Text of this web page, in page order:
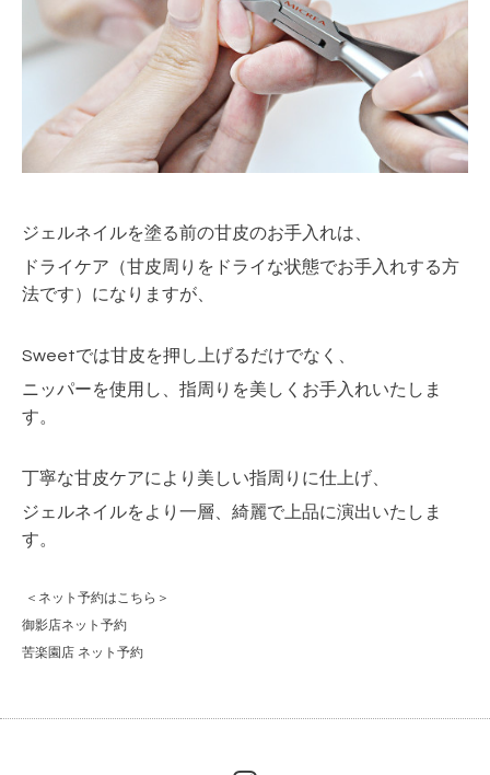
ジェルネイルを塗る前の甘皮のお手入れは、
ドライケア（甘皮周りをドライな状態でお手入れする方
法です）になりますが、
Sweetでは甘皮を押し上げるだけでなく、
ニッパーを使用し、指周りを美しくお手入れいたしま
す。
丁寧な甘皮ケアにより美しい指周りに仕上げ、
ジェルネイルをより一層、綺麗で上品に演出いたしま
す。
＜ネット予約はこちら＞
御影店ネット予約
苦楽園店 ネット予約